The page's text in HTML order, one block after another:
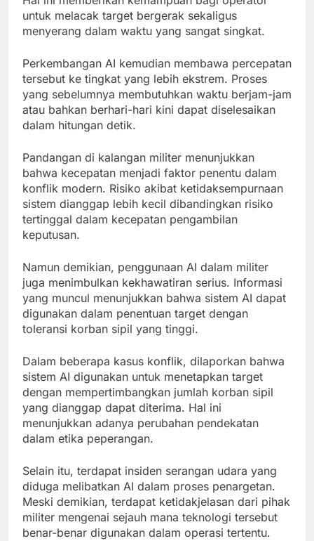
untuk melacak target bergerak sekaligus
menyerang dalam waktu yang sangat singkat.
Perkembangan AI kemudian membawa percepatan
tersebut ke tingkat yang lebih ekstrem. Proses
yang sebelumnya membutuhkan waktu berjam-jam
atau bahkan berhari-hari kini dapat diselesaikan
dalam hitungan detik.
Pandangan di kalangan militer menunjukkan
bahwa kecepatan menjadi faktor penentu dalam
konflik modern. Risiko akibat ketidaksempurnaan
sistem dianggap lebih kecil dibandingkan risiko
tertinggal dalam kecepatan pengambilan
keputusan.
Namun demikian, penggunaan AI dalam militer
juga menimbulkan kekhawatiran serius. Informasi
yang muncul menunjukkan bahwa sistem AI dapat
digunakan dalam penentuan target dengan
toleransi korban sipil yang tinggi.
Dalam beberapa kasus konflik, dilaporkan bahwa
sistem AI digunakan untuk menetapkan target
dengan mempertimbangkan jumlah korban sipil
yang dianggap dapat diterima. Hal ini
menunjukkan adanya perubahan pendekatan
dalam etika peperangan.
Selain itu, terdapat insiden serangan udara yang
diduga melibatkan AI dalam proses penargetan.
Meski demikian, terdapat ketidakjelasan dari pihak
militer mengenai sejauh mana teknologi tersebut
benar-benar digunakan dalam operasi tertentu.